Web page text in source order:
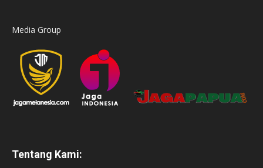
Media Group
Tentang Kami: